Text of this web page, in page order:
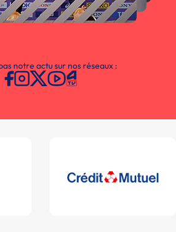
notre actu sur nos réseaux :